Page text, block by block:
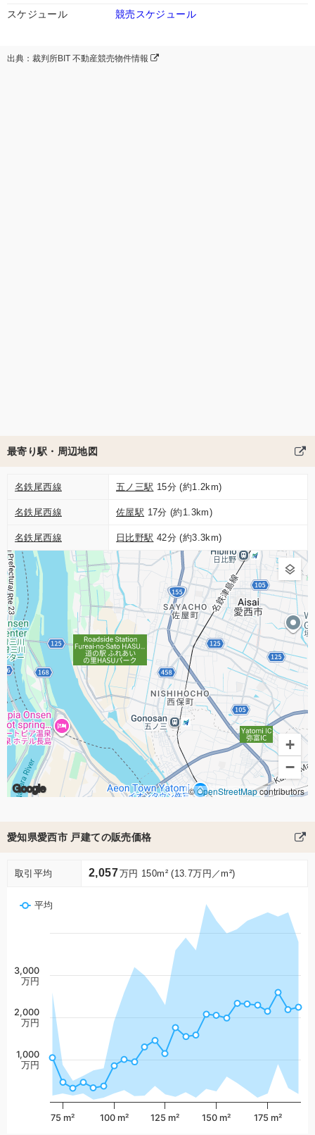
スケジュール 競売スケジュール
出典：裁判所BIT 不動産競売物件情報
最寄り駅・周辺地図
名鉄尾西線 五ノ三駅 15分 (約1.2km)
名鉄尾西線 佐屋駅 17分 (約1.3km)
名鉄尾西線 日比野駅 42分 (約3.3km)
Google
+
−
©OpenStreetMapcontributors
愛知県愛西市 戸建ての販売価格
取引平均 2,057万円 150m² (13.7万円／m²)
平均
75 m² 100 m² 125 m² 150 m² 175 m²
1,000
万円
2,000
万円
3,000
万円